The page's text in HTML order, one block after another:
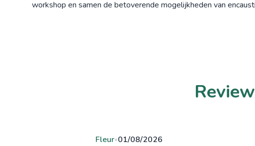
workshop en samen de betoverende mogelijkheden van
Fleur•01/08/2026